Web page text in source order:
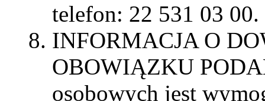
telefon: 22 531 03 00.
INFORMACJA O
OBOWIĄZKU
osobowych jest